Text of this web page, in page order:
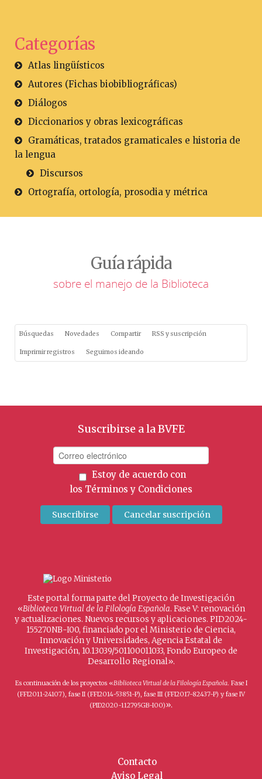
Categorías
Atlas lingüísticos
Autores (Fichas biobibliográficas)
Diálogos
Diccionarios y obras lexicográficas
Gramáticas, tratados gramaticales e historia de
la lengua
Discursos
Ortografía, ortología, prosodia y métrica
Guía rápida
sobre el manejo de la Biblioteca
Búsquedas Novedades Compartir RSS y suscripción
Imprimir registros Seguimos ideando
Suscribirse a la BVFE
Estoy de acuerdo con
los Términos y Condiciones
Este portal forma parte del Proyecto de Investigación
«Biblioteca Virtual de la Filología Española. Fase V: renovación
y actualizaciones. Nuevos recursos y aplicaciones. PID2024-
155270NB-I00, financiado por el Ministerio de Ciencia,
Innovación y Universidades, Agencia Estatal de
Investigación, 10.13039/501100011033, Fondo Europeo de
Desarrollo Regional».
Es continuación de los proyectos «Biblioteca Virtual de la Filología Española. Fase I
(FFI2011-24107), fase II (FFI2014-53851-P), fase III (FFI2017-82437-P) y fase IV
(PID2020-112795GB-I00)».
Contacto
Aviso Legal